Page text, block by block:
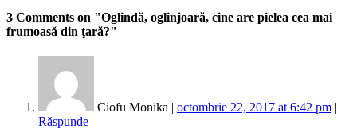
3 Comments on "Oglindă, oglinjoară, cine are pielea cea mai
frumoasă din ţară?"
Ciofu Monika | octombrie 22, 2017 at 6:42 pm |
Răspunde